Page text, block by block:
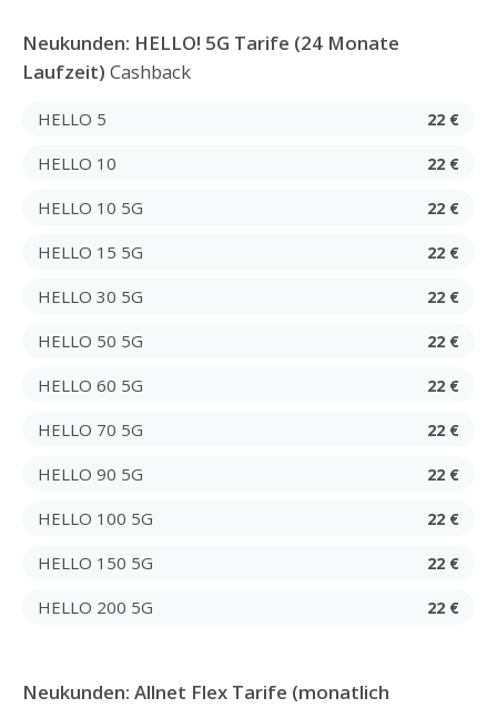
Neukunden: HELLO! 5G Tarife (24 Monate
Laufzeit) Cashback
HELLO 5 22 €
HELLO 10 22 €
HELLO 10 5G 22 €
HELLO 15 5G 22 €
HELLO 30 5G 22 €
HELLO 50 5G 22 €
HELLO 60 5G 22 €
HELLO 70 5G 22 €
HELLO 90 5G 22 €
HELLO 100 5G 22 €
HELLO 150 5G 22 €
HELLO 200 5G 22 €
Neukunden: Allnet Flex Tarife (monatlich